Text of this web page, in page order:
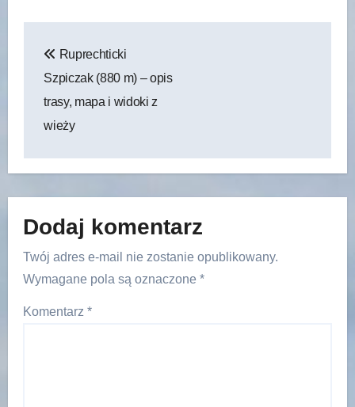
wpisu
Ruprechticki
Szpiczak (880 m) – opis
trasy, mapa i widoki z
wieży
Dodaj komentarz
Twój adres e-mail nie zostanie opublikowany.
Wymagane pola są oznaczone *
Komentarz *